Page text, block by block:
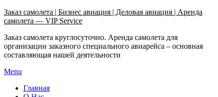
Заказ самолета | Бизнес авиация | Деловая авиация | Аренда
самолета — VIP Service
Заказ самолета круглосуточно. Аренда самолета для
организации заказного специального авиарейса – основная
составляющая нашей деятельности
Menu
Главная